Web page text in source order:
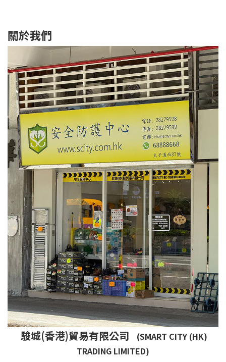
關於我們
駿城(香港)貿易有限公司
(SMART CITY (HK)
TRADING LIMITED)